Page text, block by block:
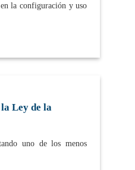
la configuración y uso
Ley de la
uno de los menos